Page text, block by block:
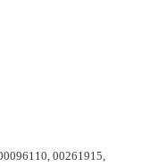
00261915,